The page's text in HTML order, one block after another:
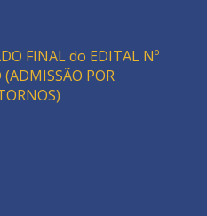
FINAL do EDITAL Nº
POR